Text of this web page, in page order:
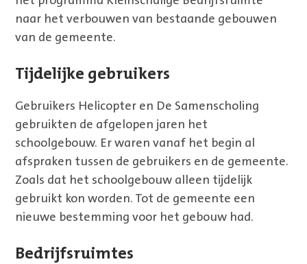
naar het verbouwen van bestaande gebouwen
van de gemeente.
Tijdelijke gebruikers
Gebruikers Helicopter en De Samenscholing
gebruikten de afgelopen jaren het
schoolgebouw. Er waren vanaf het begin al
afspraken tussen de gebruikers en de gemeente.
Zoals dat het schoolgebouw alleen tijdelijk
gebruikt kon worden. Tot de gemeente een
nieuwe bestemming voor het gebouw had.
Bedrijfsruimtes